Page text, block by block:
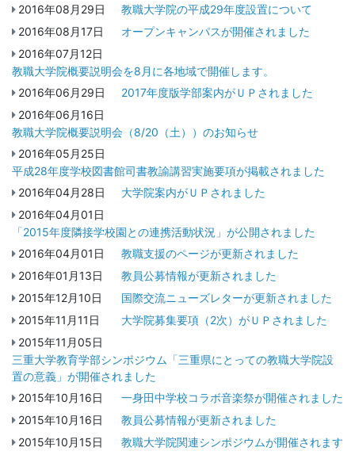
2016年08月29日
教職大学院の平成29年度設置について
2016年08月17日
オープンキャンパスが開催されました
2016年07月12日
教職大学院概要説明会を8月に各地域で開催します。
2016年06月29日
2017年度版学部案内がＵＰされました
2016年06月16日
教職大学院概要説明会（8/20（土））のお知らせ
2016年05月25日
平成28年度学校図書館司書教諭講習実施要項が掲載されました
2016年04月28日
大学院案内がＵＰされました
2016年04月01日
「2015年度隣接学校園との連携活動状況」が公開されました
2016年04月01日
教職支援のページが更新されました
2016年01月13日
教員公募情報が更新されました
2015年12月10日
国際交流ニューズレターが更新されました
2015年11月11日
大学院募集要項（2次）がＵＰされました
2015年11月05日
三重大学教育学部シンポジウム「三重県にとっての教職大学院設
置の意義」が開催されました
2015年10月16日
一身田中学校コラボ音楽祭が開催されました
2015年10月16日
教員公募情報が更新されました
2015年10月15日
教職大学院関連シンポジウムが開催されます